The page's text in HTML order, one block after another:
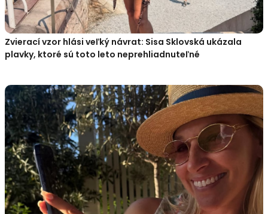
Zvierací vzor hlási veľký návrat: Sisa Sklovská ukázala
plavky, ktoré sú toto leto neprehliadnuteľné